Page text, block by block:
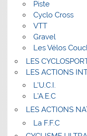
Piste
Cyclo Cross
VTT
Gravel
Les Vélos
LES
LES ACTIONS
L’U.C.I.
L’A.E.C
LES ACTIONS
La F.F.C